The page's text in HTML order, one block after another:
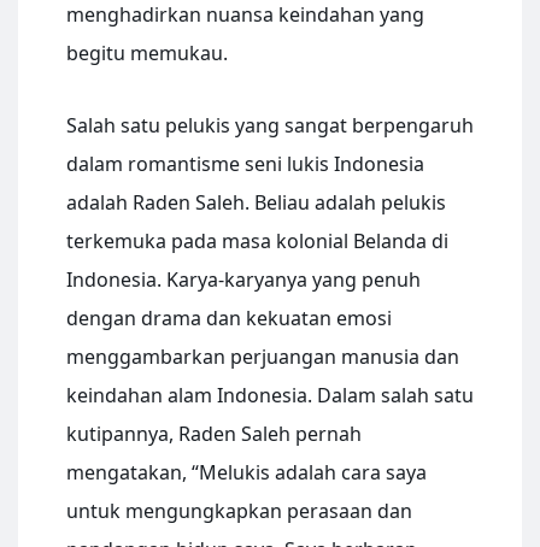
menghadirkan nuansa keindahan yang
begitu memukau.
Salah satu pelukis yang sangat berpengaruh
dalam romantisme seni lukis Indonesia
adalah Raden Saleh. Beliau adalah pelukis
terkemuka pada masa kolonial Belanda di
Indonesia. Karya-karyanya yang penuh
dengan drama dan kekuatan emosi
menggambarkan perjuangan manusia dan
keindahan alam Indonesia. Dalam salah satu
kutipannya, Raden Saleh pernah
mengatakan, “Melukis adalah cara saya
untuk mengungkapkan perasaan dan